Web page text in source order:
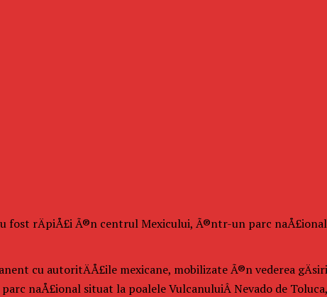
fost rÄpiÅ£i Ã®n centrul Mexicului, Ã®ntr-un parc
cu autoritÄÅ£ile mexicane, mobilizate Ã®n vederea
parc naÅ£ional situat la poalele VulcanuluiÂ Nevado de